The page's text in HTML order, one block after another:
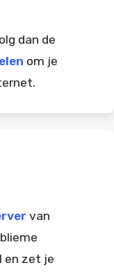
dan de
om je
van
en zet je